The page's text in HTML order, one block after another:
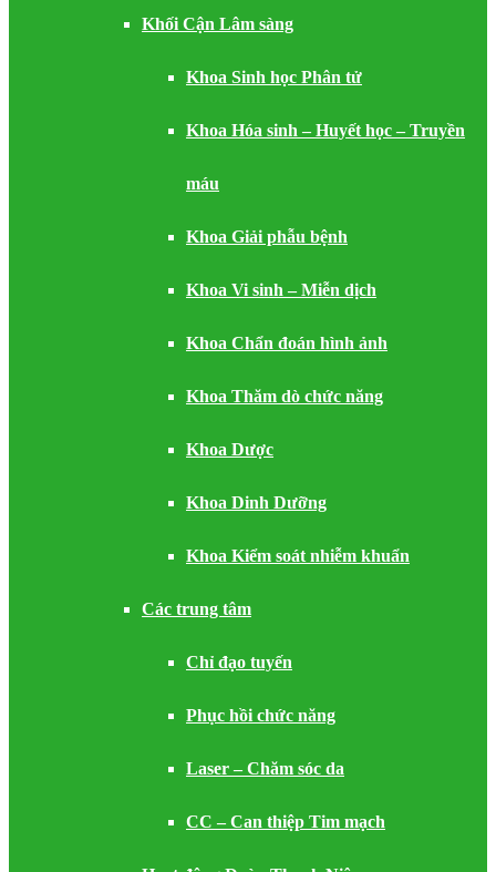
Khối Cận Lâm sàng
Khoa Sinh học Phân tử
Khoa Hóa sinh – Huyết học – Truyền
máu
Khoa Giải phẫu bệnh
Khoa Vi sinh – Miễn dịch
Khoa Chẩn đoán hình ảnh
Khoa Thăm dò chức năng
Khoa Dược
Khoa Dinh Dưỡng
Khoa Kiểm soát nhiễm khuẩn
Các trung tâm
Chỉ đạo tuyến
Phục hồi chức năng
Laser – Chăm sóc da
CC – Can thiệp Tim mạch